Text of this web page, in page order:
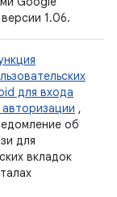
1.06.
для входа
,
об
для
вкладок